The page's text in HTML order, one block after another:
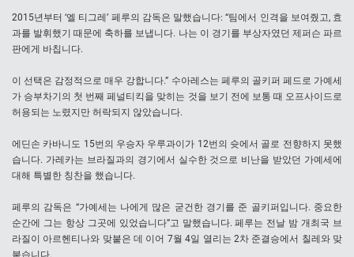
2015년부터 ‘엘 티그레’ 페루의 감독은 말했습니다: “팀에서 인격을 보여줬고, 효
과를 발휘했기 때문에 축하를 보냅니다. 나는 이 경기를 부상자였던 제퍼슨 파르
판에게 바칩니다.
이 선택은 감정적으로 매우 강합니다.” 수아레스는 페루의 골키퍼 페드로 가예세
가 승부차기의 첫 번째 페널티킥을 맞히는 것을 보기 전에 보통 때 오프사이드로
허용되는 노렸지만 허락되지 않았습니다.
에딘손 카바니도 15번의 우승자 우루과이가 12번의 슛에서 골로 전향하지 못했
습니다. 가레카는 브라질과의 경기에서 실수한 것으로 비난을 받았던 가예세에
대해 특별한 칭찬을 했습니다.
페루의 감독은 “가예세는 나에게 많은 굳건한 경기를 준 골키퍼입니다. 중요한
순간에 그는 항상 그곳에 있었습니다”고 말했습니다. 페루는 전날 밤 개최국 브
라질이 아르헨티나와 맞붙은 데 이어 7월 4일 열리는 2차 준결승에서 칠레와 맞